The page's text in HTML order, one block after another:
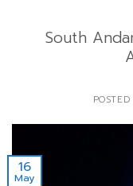
South
POSTED
16
May